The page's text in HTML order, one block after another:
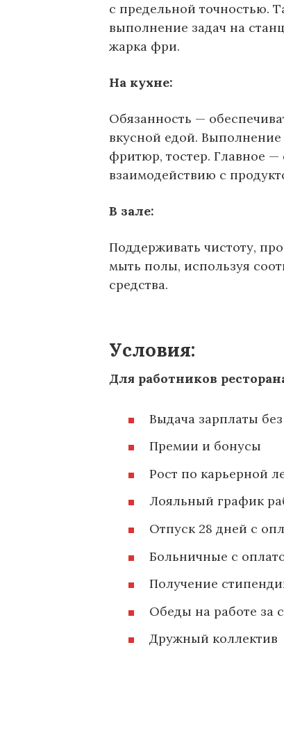
с предельной точностью.
выполнение задач на
жарка фри.
На кухне:
Обязанность —
вкусной едой. Выполнение
фритюр, тостер. Главное
взаимодействию с
В зале:
Поддерживать чистоту,
мыть полы, используя
средства.
Условия:
Для работников
Выдача зарплаты
Премии и бонусы
Рост по карьерной
Лояльный график
Отпуск 28 дней с
Больничные с
Получение
Обеды на работе за
Дружный коллектив